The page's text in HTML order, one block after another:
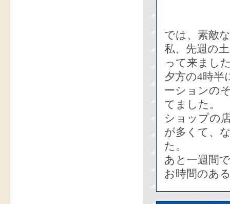
では、素敵
私、先週の
って来まし
夕方の4時
ーションの
てました。
ショップの
が多くて、
た。
あと一週間
お時間のあ